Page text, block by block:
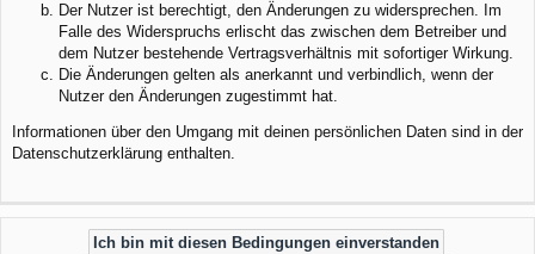
Der Nutzer ist berechtigt, den Änderungen zu widersprechen. Im
Falle des Widerspruchs erlischt das zwischen dem Betreiber und
dem Nutzer bestehende Vertragsverhältnis mit sofortiger Wirkung.
Die Änderungen gelten als anerkannt und verbindlich, wenn der
Nutzer den Änderungen zugestimmt hat.
Informationen über den Umgang mit deinen persönlichen Daten sind in der
Datenschutzerklärung enthalten.